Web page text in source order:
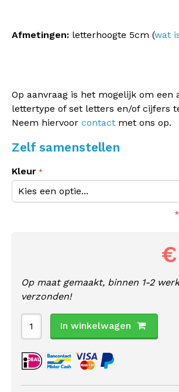
Afmetingen: letterhoogte 5cm (wat
Op aanvraag is het mogelijk om een
lettertype of set letters en/of cijfers
Neem hiervoor contact met ons op.
Zelf samenstellen
Kleur
Op maat gemaakt, binnen 1-2
verzonden!
In winkelwagen